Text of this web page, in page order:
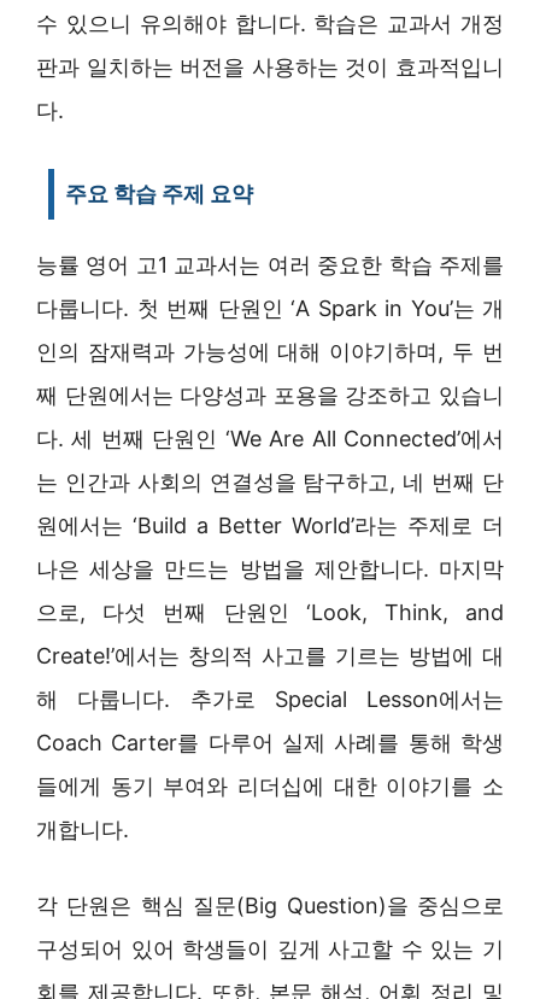
수 있으니 유의해야 합니다. 학습은 교과서 개정
판과 일치하는 버전을 사용하는 것이 효과적입니
다.
주요 학습 주제 요약
능률 영어 고1 교과서는 여러 중요한 학습 주제를
다룹니다. 첫 번째 단원인 ‘A Spark in You’는 개
인의 잠재력과 가능성에 대해 이야기하며, 두 번
째 단원에서는 다양성과 포용을 강조하고 있습니
다. 세 번째 단원인 ‘We Are All Connected’에서
는 인간과 사회의 연결성을 탐구하고, 네 번째 단
원에서는 ‘Build a Better World’라는 주제로 더
나은 세상을 만드는 방법을 제안합니다. 마지막
으로, 다섯 번째 단원인 ‘Look, Think, and
Create!’에서는 창의적 사고를 기르는 방법에 대
해 다룹니다. 추가로 Special Lesson에서는
Coach Carter를 다루어 실제 사례를 통해 학생
들에게 동기 부여와 리더십에 대한 이야기를 소
개합니다.
각 단원은 핵심 질문(Big Question)을 중심으로
구성되어 있어 학생들이 깊게 사고할 수 있는 기
회를 제공합니다. 또한, 본문 해석, 어휘 정리 및